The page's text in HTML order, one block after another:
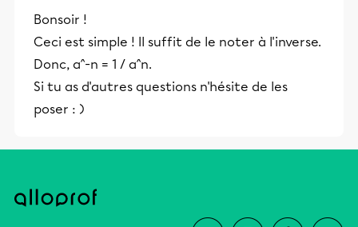
Bonsoir !
Ceci est simple ! Il suffit de le noter à l'inverse.
Donc, a^-n = 1 / a^n.
Si tu as d'autres questions n'hésite de les
poser : )